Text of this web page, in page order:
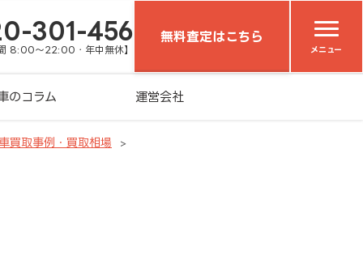
301-456
8:00～22:00・年中無休】
無料査定はこちら
メニュー
のコラム 運営会社
買取事例・買取相場